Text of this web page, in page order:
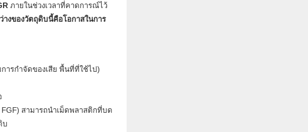
ภายในช่วงเวลาที่คาดการณ์ไว้
างของวัตถุดิบนี้คือโอกาสในการ
ารกำจัดของเสีย พื้นที่ที่ใช้ไป)
สามารถนำเม็ดพลาสติกที่บด
บ